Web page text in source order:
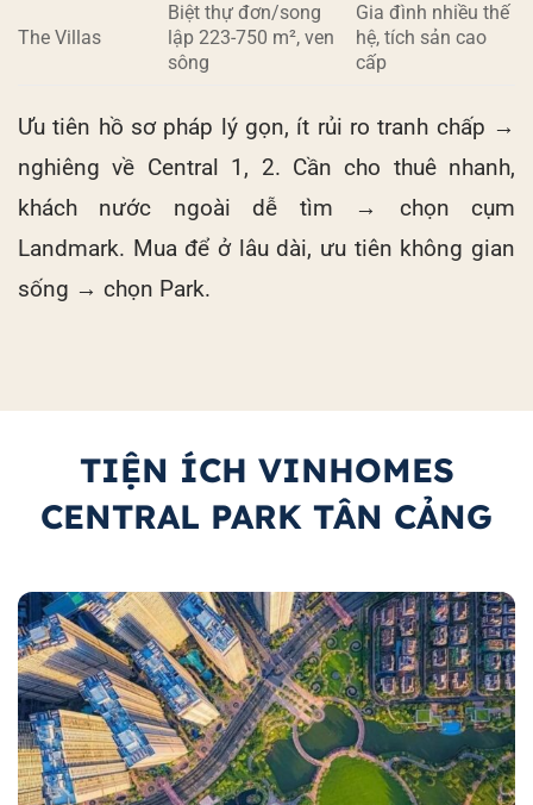
The Villas
Biệt thự đơn/song
lập 223-750 m², ven
sông
Gia đình nhiều thế
hệ, tích sản cao
cấp
Ưu tiên hồ sơ pháp lý gọn, ít rủi ro tranh chấp →
nghiêng về Central 1, 2. Cần cho thuê nhanh,
khách nước ngoài dễ tìm → chọn cụm
Landmark. Mua để ở lâu dài, ưu tiên không gian
sống → chọn Park.
TIỆN ÍCH VINHOMES
CENTRAL PARK TÂN CẢNG